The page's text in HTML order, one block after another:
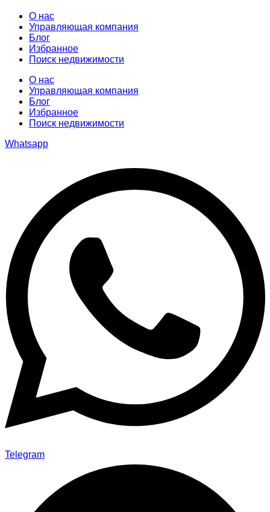
О нас
Управляющая компания
Блог
Избранное
Поиск недвижимости
О нас
Управляющая компания
Блог
Избранное
Поиск недвижимости
Whatsapp
Telegram